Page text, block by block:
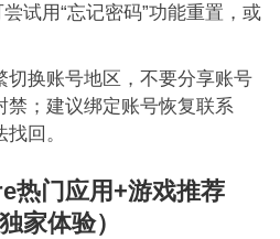
试用“忘记密码”功能重置，或
切换账号地区，不要分享账号
禁；建议绑定账号恢复联系
回。
热门应用+游戏推荐
家体验）